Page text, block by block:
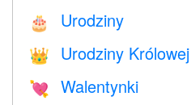
🎂 Urodziny
👑 Urodziny Królowej
💘 Walentynki